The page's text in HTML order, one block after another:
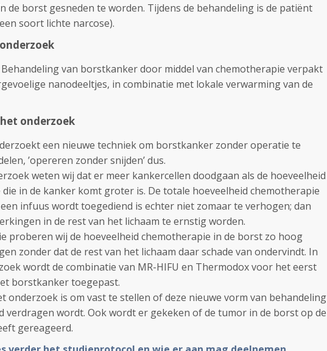
de borst gesneden te worden. Tijdens de behandeling is de patiënt
soort lichte narcose).
Behandeling van borstkanker door middel van chemotherapie verpakt
nanodeeltjes, in combinatie met lokale verwarming van de
onderzoek
een nieuwe techniek om borstkanker zonder operatie te
’opereren zonder snijden’ dus.
weten wij dat er meer kankercellen doodgaan als de hoeveelheid
in de kanker komt groter is. De totale hoeveelheid chemotherapie
infuus wordt toegediend is echter niet zomaar te verhogen; dan
in de rest van het lichaam te ernstig worden.
proberen wij de hoeveelheid chemotherapie in de borst zo hoog
zonder dat de rest van het lichaam daar schade van ondervindt. In
wordt de combinatie van MR-HIFU en Thermodox voor het eerst
borstkanker toegepast.
onderzoek is om vast te stellen of deze nieuwe vorm van behandeling
verdragen wordt. Ook wordt er gekeken of de tumor in de borst op de
gereageerd.